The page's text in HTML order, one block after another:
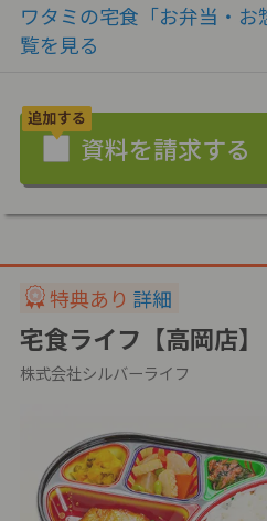
ワタミの宅食「お弁当・
覧を見る
特典あり 詳細
宅食ライフ【高岡店】
株式会社シルバーライフ